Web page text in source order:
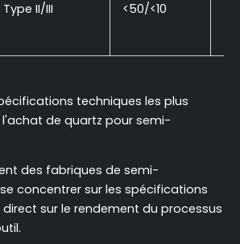
Type II/III <50/<10
techniques les plus
de quartz pour semi-
des fabriques de semi-
concentrer sur les spécifications
sur le rendement du processus